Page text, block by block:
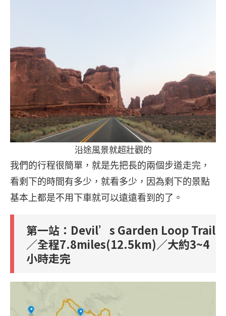
沿途風景就超壯觀的
我們的行程很簡單，就是先把長的兩個步道走完，
看剩下的時間有多少，就看多少，因為剩下的景點
基本上都是不用下車就可以遠遠看到的了。
第一站：Devil’s Garden Loop Trail
／全程7.8miles(12.5km)／大約3~4
小時走完